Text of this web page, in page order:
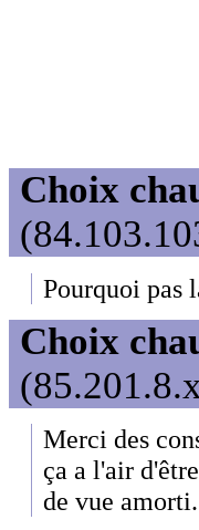
Choix
Pourquoi pas
Choix
Merci des
ça a l'air
de vue amorti.